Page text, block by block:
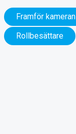
Framför kameran
Rollbesättare